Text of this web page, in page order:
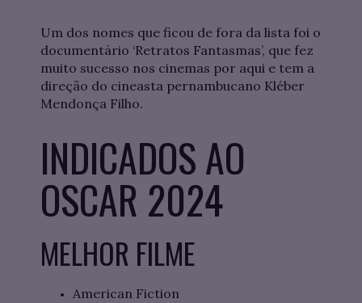
Um dos nomes que ficou de fora da lista foi o
documentário ‘Retratos Fantasmas’, que fez
muito sucesso nos cinemas por aqui e tem a
direção do cineasta pernambucano Kléber
Mendonça Filho.
INDICADOS AO
OSCAR 2024
MELHOR FILME
American Fiction